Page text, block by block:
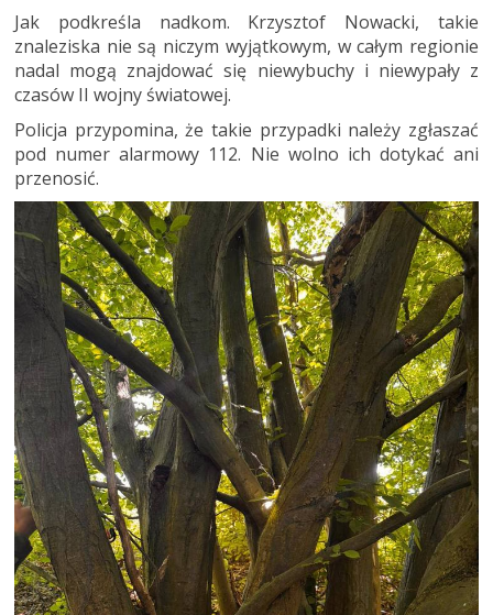
Jak podkreśla nadkom. Krzysztof Nowacki, takie
znaleziska nie są niczym wyjątkowym, w całym regionie
nadal mogą znajdować się niewybuchy i niewypały z
czasów II wojny światowej.
Policja przypomina, że takie przypadki należy zgłaszać
pod numer alarmowy 112. Nie wolno ich dotykać ani
przenosić.